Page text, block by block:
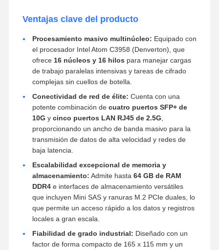
Ventajas clave del producto
Procesamiento masivo multinúcleo: Equipado con
el procesador Intel Atom C3958 (Denverton), que
ofrece 16 núcleos y 16 hilos para manejar cargas
de trabajo paralelas intensivas y tareas de cifrado
complejas sin cuellos de botella.
Conectividad de red de élite: Cuenta con una
potente combinación de cuatro puertos SFP+ de
10G y cinco puertos LAN RJ45 de 2.5G
proporcionando un ancho de banda masivo para la
transmisión de datos de alta velocidad y redes de
baja latencia.
Escalabilidad excepcional de memoria y
almacenamiento: Admite hasta 64 GB de RAM
DDR4e interfaces de almacenamiento versátiles
que incluyen Mini SAS y ranuras M.2 PCIe duales, lo
que permite un acceso rápido a los datos y registros
locales a gran escala.
Fiabilidad de grado industrial: Diseñado con un
factor de forma compacto de 165 x 115 mm y un